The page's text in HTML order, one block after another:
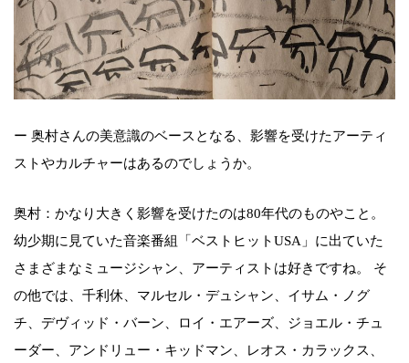
ー 奥村さんの美意識のベースとなる、影響を受けたアーティ
ストやカルチャーはあるのでしょうか。
奥村：かなり大きく影響を受けたのは80年代のものやこと。
幼少期に見ていた音楽番組「ベストヒットUSA」に出ていた
さまざまなミュージシャン、アーティストは好きですね。 そ
の他では、千利休、マルセル・デュシャン、イサム・ノグ
チ、デヴィッド・バーン、ロイ・エアーズ、ジョエル・チュ
ーダー、アンドリュー・キッドマン、レオス・カラックス、